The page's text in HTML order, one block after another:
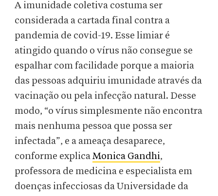
A imunidade coletiva costuma ser
considerada a cartada final contra a
pandemia de covid-19. Esse limiar é
atingido quando o vírus não consegue se
espalhar com facilidade porque a maioria
das pessoas adquiriu imunidade através da
vacinação ou pela infecção natural. Desse
modo, “o vírus simplesmente não encontra
mais nenhuma pessoa que possa ser
infectada”, e a ameaça desaparece,
conforme explicaMonica Gandhi,
professora de medicina e especialista em
doenças infecciosas da Universidade da